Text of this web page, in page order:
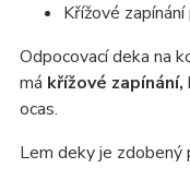
Křížové
Odpocovací deka na
má křížové zapínání,
ocas.
Lem deky je